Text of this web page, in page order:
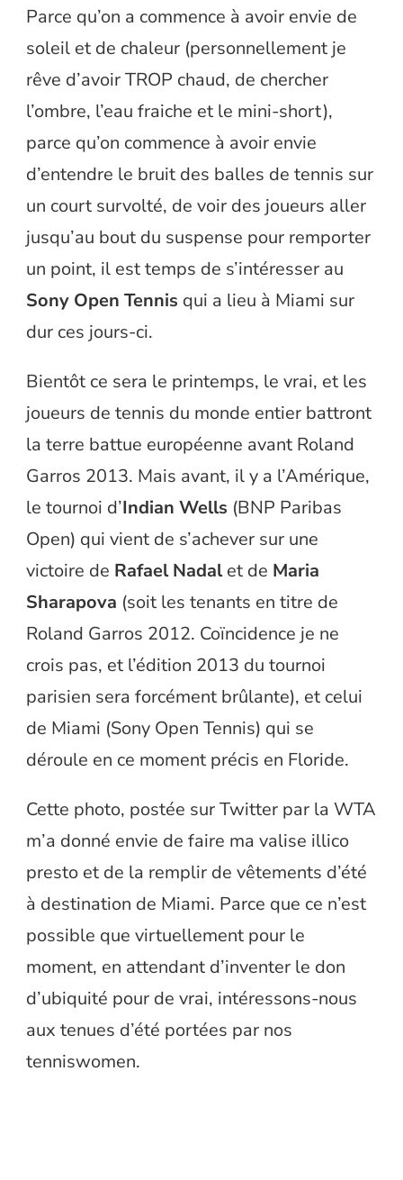
Parce qu’on a commence à avoir envie de
soleil et de chaleur (personnellement je
rêve d’avoir TROP chaud, de chercher
l’ombre, l’eau fraiche et le mini-short),
parce qu’on commence à avoir envie
d’entendre le bruit des balles de tennis sur
un court survolté, de voir des joueurs aller
jusqu’au bout du suspense pour remporter
un point, il est temps de s’intéresser au
Sony Open Tennis qui a lieu à Miami sur
dur ces jours-ci.
Bientôt ce sera le printemps, le vrai, et les
joueurs de tennis du monde entier battront
la terre battue européenne avant Roland
Garros 2013. Mais avant, il y a l’Amérique,
le tournoi d’Indian Wells (BNP Paribas
Open) qui vient de s’achever sur une
victoire de Rafael Nadalet de Maria
Sharapova (soit les tenants en titre de
Roland Garros 2012. Coïncidence je ne
crois pas, et l’édition 2013 du tournoi
parisien sera forcément brûlante), et celui
de Miami (Sony Open Tennis) qui se
déroule en ce moment précis en Floride.
Cette photo, postée sur Twitter par la WTA
m’a donné envie de faire ma valise illico
presto et de la remplir de vêtements d’été
à destination de Miami. Parce que ce n’est
possible que virtuellement pour le
moment, en attendant d’inventer le don
d’ubiquité pour de vrai, intéressons-nous
aux tenues d’été portées par nos
tenniswomen.